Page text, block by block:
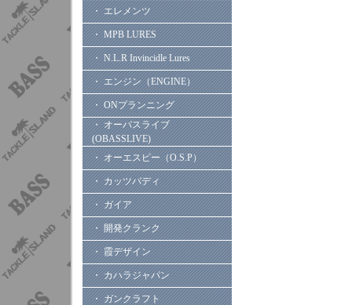
・ エレメンツ
・ MPB LURES
・ N.L.R Invincidle Lures
・ エンジン（ENGINE）
・ ONプランニング
・ オーバスライブ
(OBASSLIVE)
・ オーエスピー（O.S.P）
・ カッツバディ
・ ガイア
・ 開発クランク
・ 霞デザイン
・ カハラジャパン
・ ガンクラフト